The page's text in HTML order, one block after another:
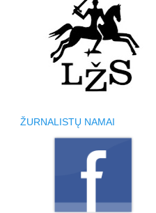
ŽURNALISTŲ NAMAI